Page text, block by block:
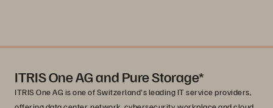
ITRIS One AG and Pure Storage*
ITRIS One AG is one of Switzerland's leading IT service providers,